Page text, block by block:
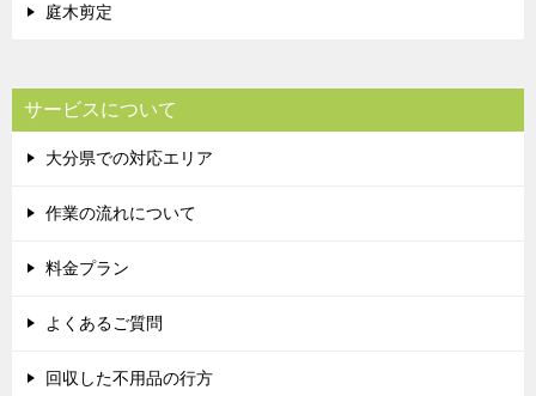
庭木剪定
サービスについて
大分県での対応エリア
作業の流れについて
料金プラン
よくあるご質問
回収した不用品の行方